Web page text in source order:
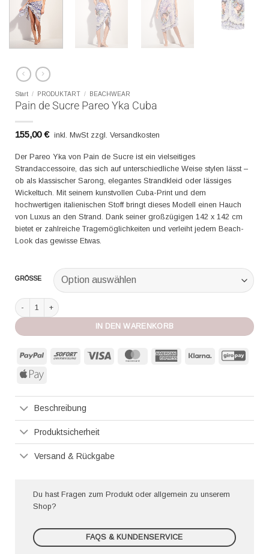
Start / PRODUKTART / BEACHWEAR
Pain de Sucre Pareo Yka Cuba
155,00€ inkl. MwSt zzgl. Versandkosten
Der Pareo Yka von Pain de Sucre ist ein vielseitiges
Strandaccessoire, das sich auf unterschiedliche Weise stylen lässt –
ob als klassischer Sarong, elegantes Strandkleid oder lässiges
Wickeltuch. Mit seinem kunstvollen Cuba-Print und dem
hochwertigen italienischen Stoff bringt dieses Modell einen Hauch
von Luxus an den Strand. Dank seiner großzügigen 142 x 142 cm
bietet er zahlreiche Tragemöglichkeiten und verleiht jedem Beach-
Look das gewisse Etwas.
GRÖSSE
Pain de Sucre Pareo Yka Cuba Menge
IN DEN WARENKORB
PayPal Sofort MasterCard American
Klarna
Apple
Beschreibung
Produktsicherheit
Versand & Rückgabe
Du hast Fragen zum Produkt oder allgemein zu unserem
Shop?
FAQS & KUNDENSERVICE